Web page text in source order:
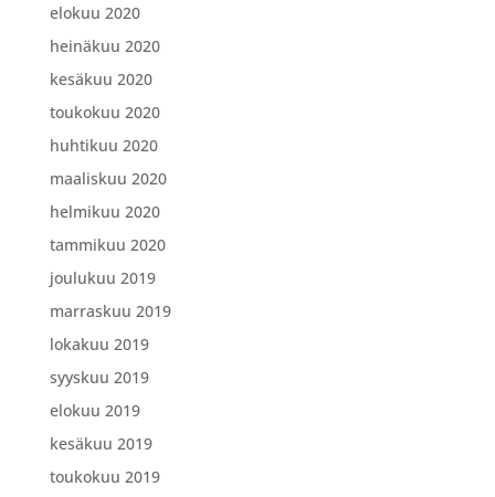
elokuu 2020
heinäkuu 2020
kesäkuu 2020
toukokuu 2020
huhtikuu 2020
maaliskuu 2020
helmikuu 2020
tammikuu 2020
joulukuu 2019
marraskuu 2019
lokakuu 2019
syyskuu 2019
elokuu 2019
kesäkuu 2019
toukokuu 2019